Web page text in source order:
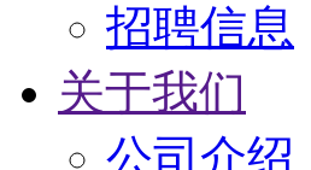
招聘信息
关于我们
公司介绍